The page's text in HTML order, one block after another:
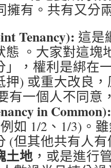
擁有。共有又分
Tenancy): 這是
態 。大家對這塊
」，權利是綁在
押) 或重大改良
有一個人不同意
in Common):
如 1/2、1/3)。
(但其他共有人
土地 ，或是進行